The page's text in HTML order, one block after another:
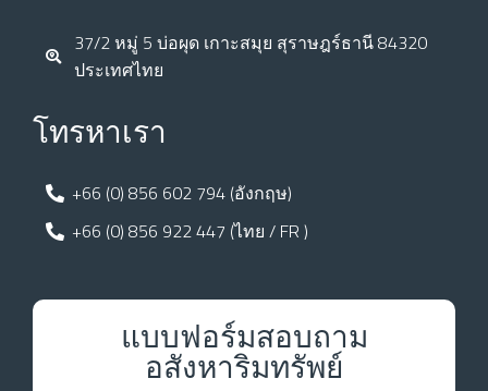
37/2 หมู่ 5 บ่อผุด เกาะสมุย สุราษฎร์ธานี 84320
ประเทศไทย
โทรหาเรา
+66 (0) 856 602 794 (อังกฤษ)
+66 (0) 856 922 447 (ไทย / FR )
แบบฟอร์มสอบถาม
อสังหาริมทรัพย์